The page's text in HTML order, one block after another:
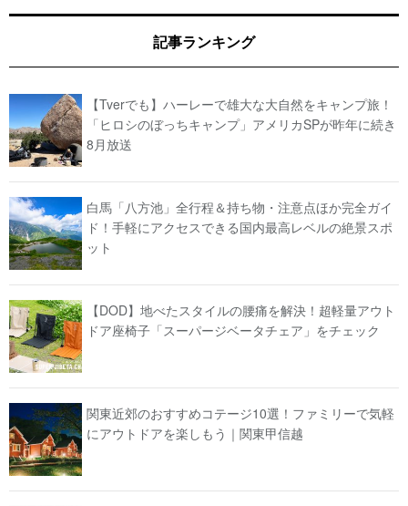
記事ランキング
【Tverでも】ハーレーで雄大な大自然をキャンプ旅！
「ヒロシのぼっちキャンプ」アメリカSPが昨年に続き
8月放送
白馬「八方池」全行程＆持ち物・注意点ほか完全ガイ
ド！手軽にアクセスできる国内最高レベルの絶景スポ
ット
【DOD】地べたスタイルの腰痛を解決！超軽量アウト
ドア座椅子「スーパージベータチェア」をチェック
関東近郊のおすすめコテージ10選！ファミリーで気軽
にアウトドアを楽しもう｜関東甲信越